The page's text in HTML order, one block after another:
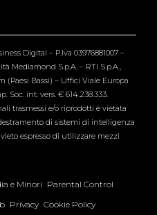
Digital – P.Iva 03976881007 –
Mediamond S.p.A. – RTI S.p.A.,
(Paesi Bassi) – Uffici Viale Europa
Soc. int. vers. € 614.238.333.
trasmessi e/o riprodotti è vietata
di sistemi di intelligenza
espresso di utilizzare mezzi
e Minori Parental Control
Privacy Cookie Policy